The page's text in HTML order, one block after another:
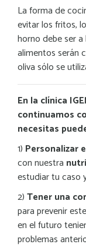
La forma de
evitar los fritos,
horno debe ser
alimentos serán
oliva sólo se
En la clínica
continuamos
necesitas p
1) Personalizar
con nuestra
estudiar tu caso
2)Tener una
para prevenir
en el futuro
problemas